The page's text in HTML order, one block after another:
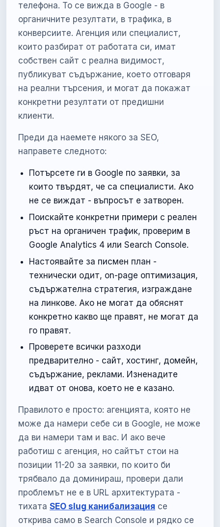
телефона. То се вижда в Google - в
органичните резултати, в трафика, в
конверсиите. Агенция или специалист,
които разбират от работата си, имат
собствен сайт с реална видимост,
публикуват съдържание, което отговаря
на реални търсения, и могат да покажат
конкретни резултати от предишни
клиенти.
Преди да наемете някого за SEO,
направете следното:
Потърсете ги в Google по заявки, за
които твърдят, че са специалисти. Ако
не се виждат - въпросът е затворен.
Поискайте конкретни примери с реален
ръст на органичен трафик, проверим в
Google Analytics 4 или Search Console.
Настоявайте за писмен план -
технически одит, on-page оптимизация,
съдържателна стратегия, изграждане
на линкове. Ако не могат да обяснят
конкретно какво ще правят, не могат да
го правят.
Проверете всички разходи
предварително - сайт, хостинг, домейн,
съдържание, реклами. Изненадите
идват от онова, което не е казано.
Правилото е просто: агенцията, която не
може да намери себе си в Google, не може
да ви намери там и вас. И ако вече
работиш с агенция, но сайтът стои на
позиции 11-20 за заявки, по които би
трябвало да доминираш, провери дали
проблемът не е в URL архитектурата -
тихата SEO slug канибализация се
открива само в Search Console и рядко се